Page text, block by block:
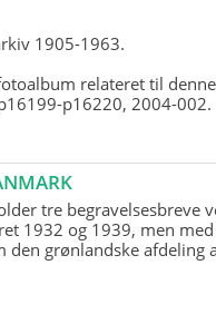
1905-1963.
relateret til denne
p16220, 2004-002.
tre begravelsesbreve
1932 og 1939, men
den grønlandske afdeling